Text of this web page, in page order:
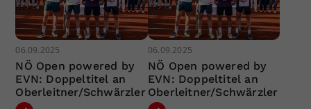
06.09.2025
NÖ Open powered by
EVN: Doppeltitel an
Oberleitner/Schwärzler
06.09.2025
NÖ Open powered by
EVN: Doppeltitel an
Oberleitner/Schwärzler